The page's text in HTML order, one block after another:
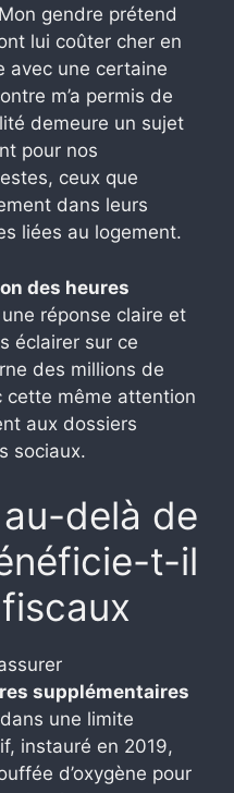
gendre prétend
lui coûter cher en
avec une certaine
m’a permis de
demeure un sujet
pour nos
ceux que
dans leurs
liées au logement.
des heures
réponse claire et
éclairer sur ce
des millions de
cette même attention
aux dossiers
sociaux.
delà de
t-il
supplémentaires
dans une limite
instauré en 2019,
d’oxygène pour